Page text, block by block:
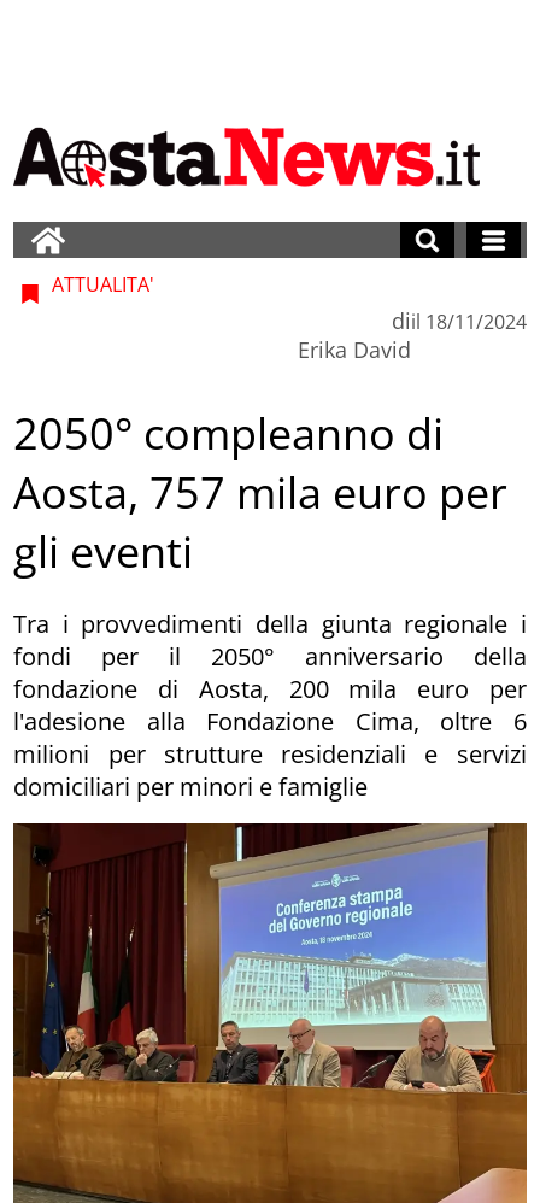
ATTUALITA'
di
Erika David
il 18/11/2024
2050° compleanno di
Aosta, 757 mila euro per
gli eventi
Tra i provvedimenti della giunta regionale i
fondi per il 2050° anniversario della
fondazione di Aosta, 200 mila euro per
l'adesione alla Fondazione Cima, oltre 6
milioni per strutture residenziali e servizi
domiciliari per minori e famiglie